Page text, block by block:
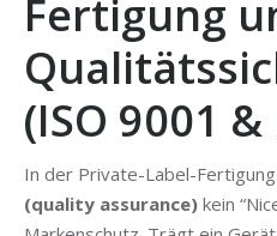
Fertigung
(ISO 9001
In der Private-Label-
(quality assurance) kein